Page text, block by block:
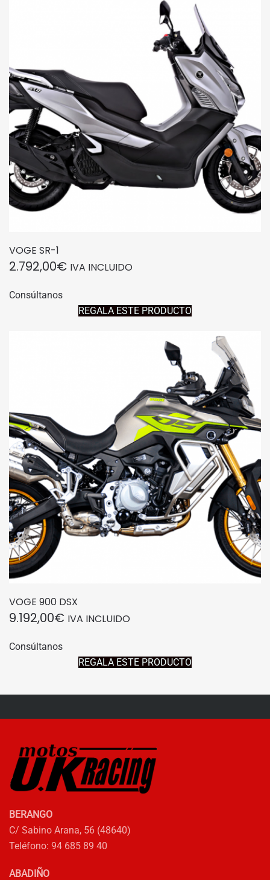
VOGE SR-1
2.792,00€ IVA INCLUIDO
Consúltanos
REGALA ESTE PRODUCTO
VOGE 900 DSX
9.192,00€ IVA INCLUIDO
Consúltanos
REGALA ESTE PRODUCTO
BERANGO
C/ Sabino Arana, 56 (48640)
Teléfono: 94 685 89 40
ABADIÑO